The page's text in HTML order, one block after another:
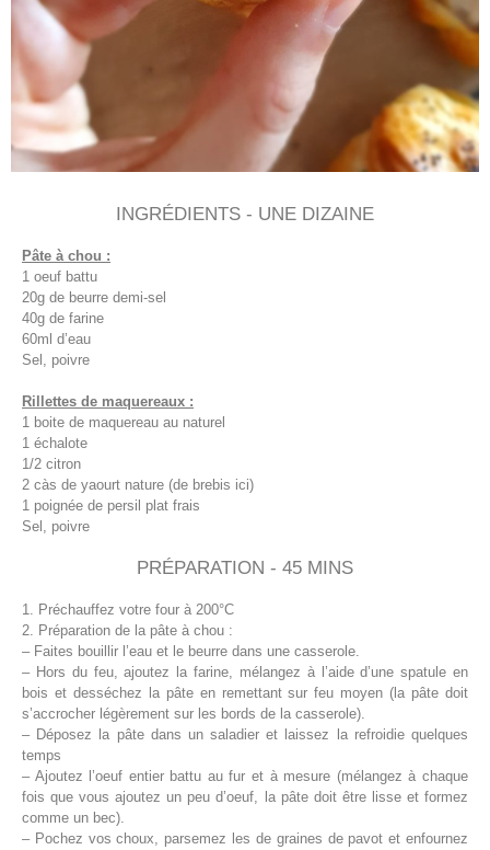
INGRÉDIENTS - UNE DIZAINE
Pâte à chou :
1 oeuf battu
20g de beurre demi-sel
40g de farine
60ml d’eau
Sel, poivre
Rillettes de maquereaux :
1 boite de maquereau au naturel
1 échalote
1/2 citron
2 càs de yaourt nature (de brebis ici)
1 poignée de persil plat frais
Sel, poivre
PRÉPARATION - 45 MINS
1. Préchauffez votre four à 200°C
2. Préparation de la pâte à chou :
– Faites bouillir l’eau et le beurre dans une casserole.
– Hors du feu, ajoutez la farine, mélangez à l’aide d’une spatule en
bois et desséchez la pâte en remettant sur feu moyen (la pâte doit
s’accrocher légèrement sur les bords de la casserole).
– Déposez la pâte dans un saladier et laissez la refroidie quelques
temps
– Ajoutez l’oeuf entier battu au fur et à mesure (mélangez à chaque
fois que vous ajoutez un peu d’oeuf, la pâte doit être lisse et formez
comme un bec).
– Pochez vos choux, parsemez les de graines de pavot et enfournez